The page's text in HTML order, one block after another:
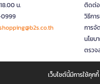
น.
0999
ติดต่อ
วิธีกา
การจั
นโยบ
ตรวจ
เว็บไซต์นี้มีการใช้คุ